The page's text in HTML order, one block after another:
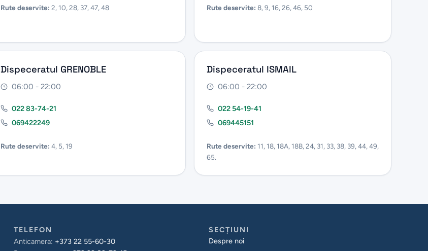
Rute deservite: 2, 10, 28, 37, 47, 48 Rute deservite: 8, 9, 16, 26, 46, 50
Dispeceratul GRENOBLE
06:00 - 22:00
022 83-74-21
069422249
Rute deservite: 4, 5, 19
Dispeceratul ISMAIL
06:00 - 22:00
022 54-19-41
069445151
Rute deservite: 11, 18, 18A, 18B, 24, 31, 33, 38, 39, 44, 49,
65.
TELEFON
Anticamera: +373 22 55-60-30
SECȚIUNI
Despre noi